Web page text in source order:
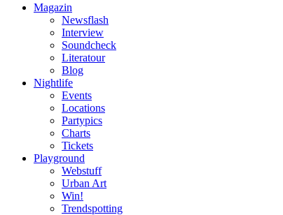
Magazin
Newsflash
Interview
Soundcheck
Literatour
Blog
Nightlife
Events
Locations
Partypics
Charts
Tickets
Playground
Webstuff
Urban Art
Win!
Trendspotting